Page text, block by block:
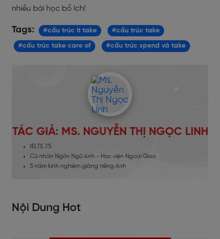
nhiều bài học bổ ích!
Tags: #cấu trúc it take #cấu trúc take
#cấu trúc take care of #cấu trúc spend và take
TÁC GIẢ: MS. NGUYỄN THỊ NGỌC LINH
IELTS 7.5
Cử nhân Ngôn Ngữ Anh - Học viện Ngoại Giao
5 năm kinh nghiệm giảng tiếng Anh
Nội Dung Hot